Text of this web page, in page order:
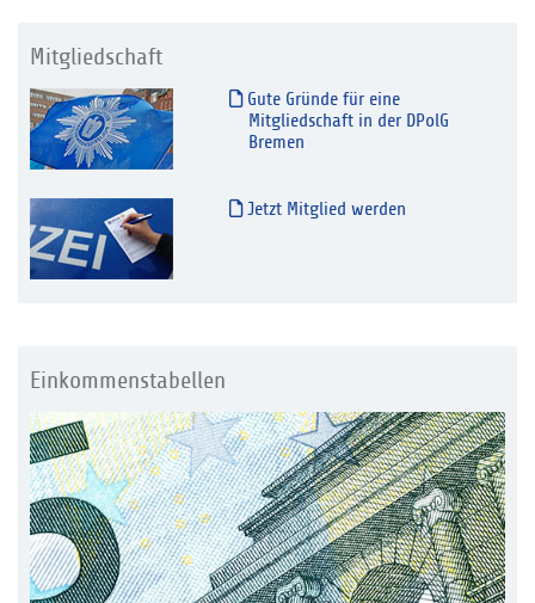
Mitgliedschaft
Gute Gründe für eine
Mitgliedschaft in der DPolG
Bremen
Jetzt Mitglied werden
Einkommenstabellen